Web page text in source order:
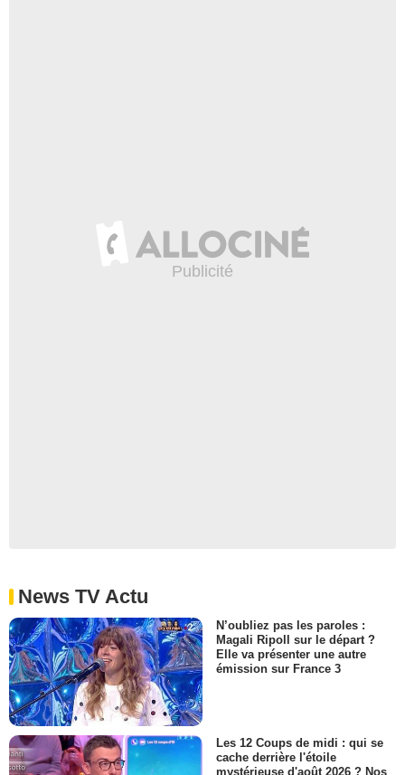
News TV Actu
N’oubliez pas les paroles :
Magali Ripoll sur le départ ?
Elle va présenter une autre
émission sur France 3
Les 12 Coups de midi : qui se
cache derrière l'étoile
mystérieuse d'août 2026 ? Nos